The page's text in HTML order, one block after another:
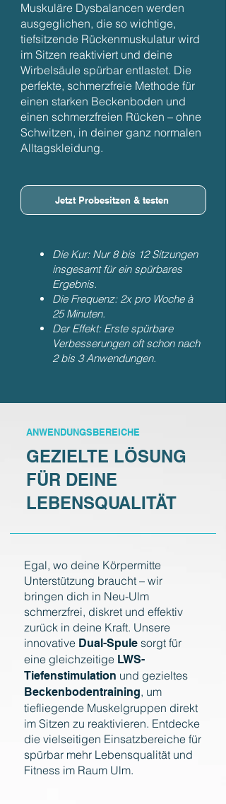
Muskuläre Dysbalancen werden
ausgeglichen, die so wichtige,
tiefsitzende Rückenmuskulatur wird
im Sitzen reaktiviert und deine
Wirbelsäule spürbar entlastet. Die
perfekte, schmerzfreie Methode für
einen starken Beckenboden und
einen schmerzfreien Rücken – ohne
Schwitzen, in deiner ganz normalen
Alltagskleidung.
Jetzt Probesitzen & testen
Die Kur: Nur 8 bis 12 Sitzungen
insgesamt für ein spürbares
Ergebnis.
Die Frequenz: 2x pro Woche à
25 Minuten.
Der Effekt: Erste spürbare
Verbesserungen oft schon nach
2 bis 3 Anwendungen.
ANWENDUNGSBEREICHE
GEZIELTE LÖSUNG
FÜR DEINE
LEBENSQUALITÄT
Egal, wo deine Körpermitte
Unterstützung braucht – wir
bringen dich in Neu-Ulm
schmerzfrei, diskret und effektiv
zurück in deine Kraft. Unsere
innovative Dual-Spule sorgt für
eine gleichzeitige LWS-
Tiefenstimulation und gezieltes
Beckenbodentraining, um
tiefliegende Muskelgruppen direkt
im Sitzen zu reaktivieren. Entdecke
die vielseitigen Einsatzbereiche für
spürbar mehr Lebensqualität und
Fitness im Raum Ulm.